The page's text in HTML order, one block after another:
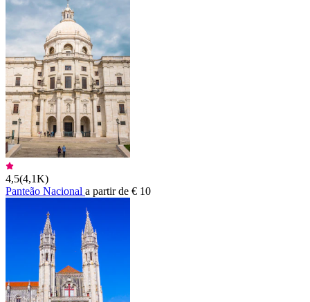
4,5(4,1K)
Panteão Nacional a partir de € 10